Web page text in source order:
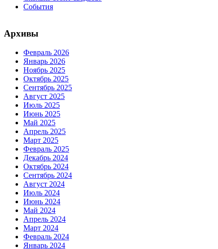
События
Архивы
Февраль 2026
Январь 2026
Ноябрь 2025
Октябрь 2025
Сентябрь 2025
Август 2025
Июль 2025
Июнь 2025
Май 2025
Апрель 2025
Март 2025
Февраль 2025
Декабрь 2024
Октябрь 2024
Сентябрь 2024
Август 2024
Июль 2024
Июнь 2024
Май 2024
Апрель 2024
Март 2024
Февраль 2024
Январь 2024